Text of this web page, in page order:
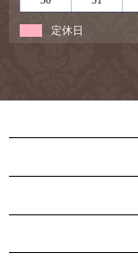
定休日